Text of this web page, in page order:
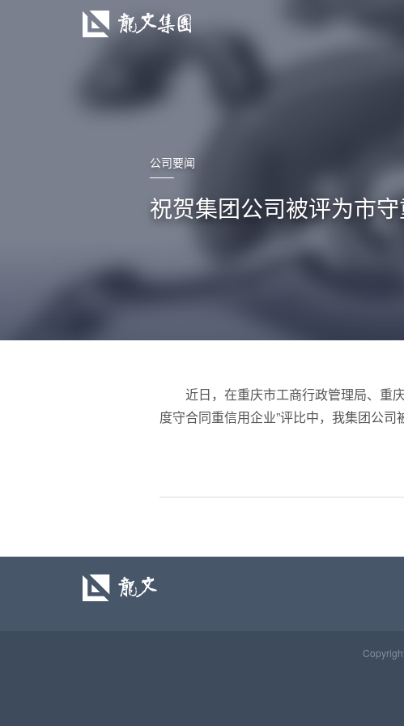
公司要闻
祝贺集团公司被评为市
近日，在重庆市工商行政管理局、重
度守合同重信用企业”评比中，我集团公司